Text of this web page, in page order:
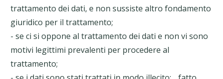
trattamento dei dati, e non sussiste altro fondamento
giuridico per il trattamento;
- se ci si oppone al trattamento dei dati e non vi sono
motivi legittimi prevalenti per procedere al
trattamento;